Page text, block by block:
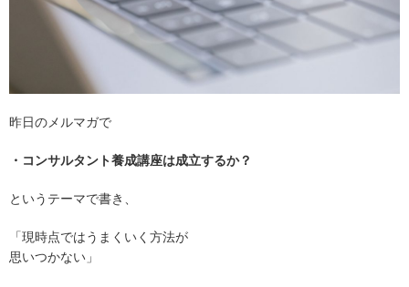
昨日のメルマガで
・コンサルタント養成講座は成立するか？
というテーマで書き、
「現時点ではうまくいく方法が
思いつかない」